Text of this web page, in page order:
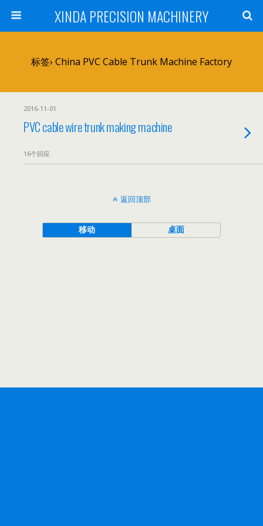
XINDA PRECISION MACHINERY
标签› China PVC Cable Trunk Machine Factory
2016-11-01
PVC cable wire trunk making machine
16个回应
返回顶部
移动 桌面